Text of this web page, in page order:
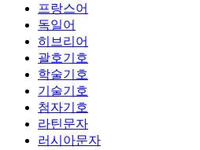
프랑스어
독일어
히브리어
괄호기호
학술기호
기술기호
첨자기호
라틴문자
러시아문자